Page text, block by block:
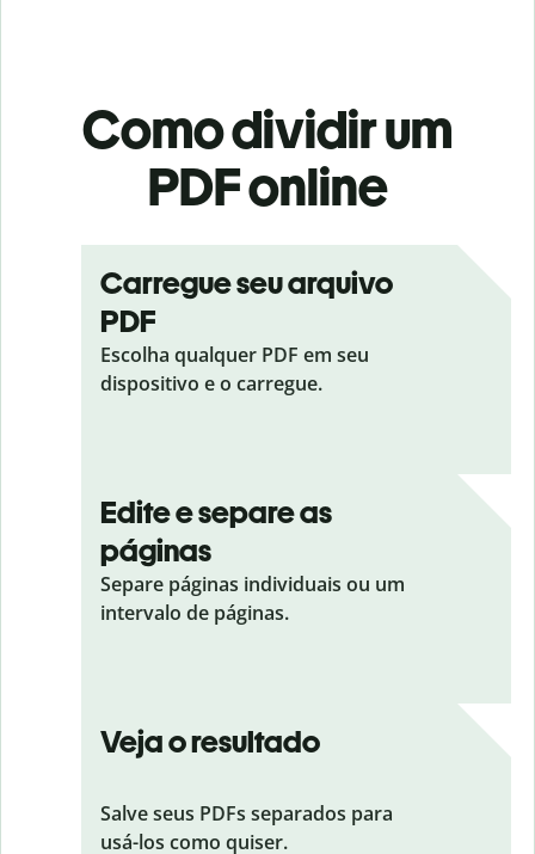
Como dividir um
PDF online
Carregue seu arquivo
PDF
Escolha qualquer PDF em seu
dispositivo e o carregue.
Edite e separe as
páginas
Separe páginas individuais ou um
intervalo de páginas.
Veja o resultado
Salve seus PDFs separados para
usá-los como quiser.